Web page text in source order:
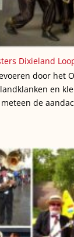
Dixieland
door het
en
meteen de